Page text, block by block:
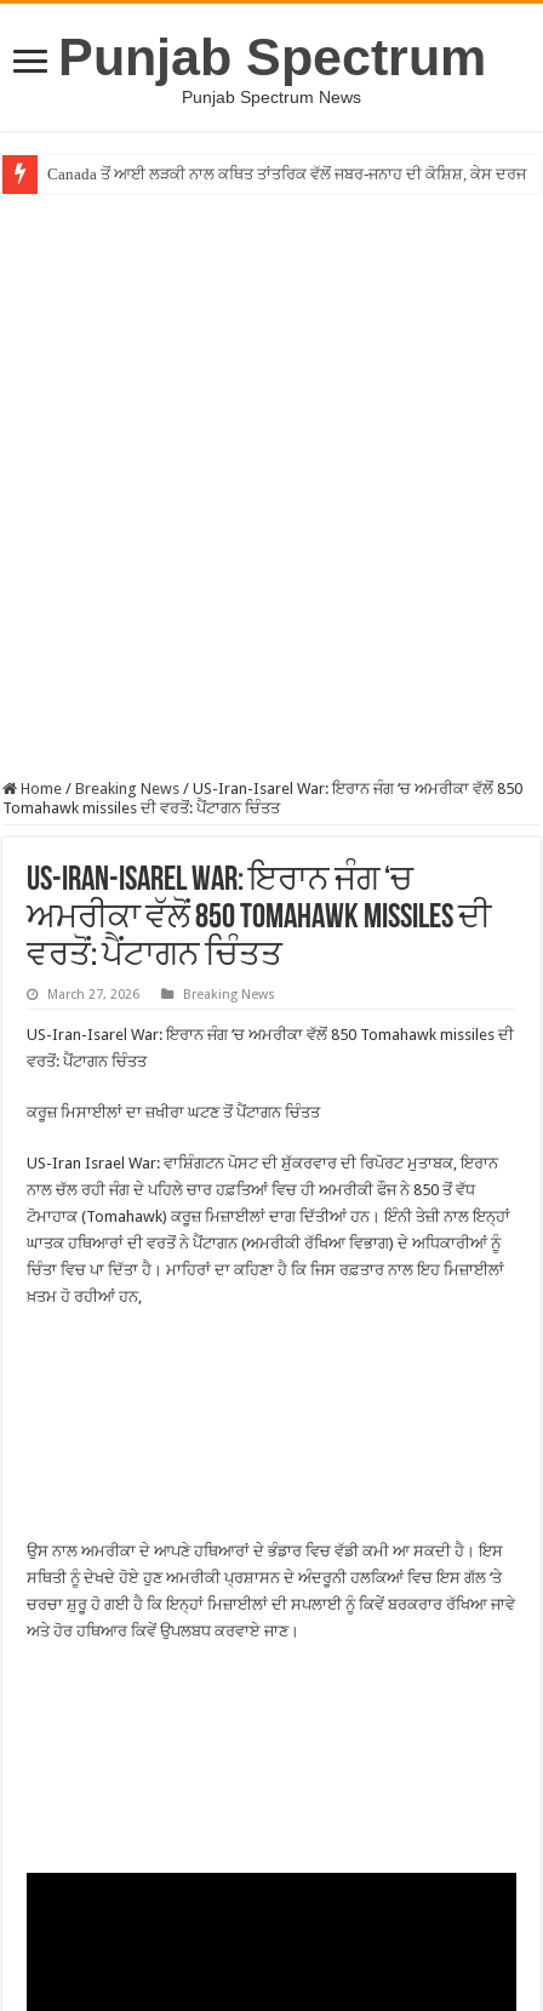
Punjab Spectrum
Punjab Spectrum News
Canada ਤੋਂ ਆਈ ਲੜਕੀ ਨਾਲ ਕਥਿਤ ਤਾਂਤਰਿਕ ਵੱਲੋਂ ਜਬਰ-ਜਨਾਹ ਦੀ ਕੋਸ਼ਿਸ਼, ਕੇਸ ਦਰਜ
Home / Breaking News / US-Iran-Isarel War: ਇਰਾਨ ਜੰਗ ‘ਚ ਅਮਰੀਕਾ ਵੱਲੋਂ 850
Tomahawk missiles ਦੀ ਵਰਤੋਂ: ਪੈਂਟਾਗਨ ਚਿੰਤਤ
US-Iran-Isarel War: ਇਰਾਨ ਜੰਗ ‘ਚ
ਅਮਰੀਕਾ ਵੱਲੋਂ 850 Tomahawk missiles ਦੀ
ਵਰਤੋਂ: ਪੈਂਟਾਗਨ ਚਿੰਤਤ
March 27, 2026 Breaking News
US-Iran-Isarel War: ਇਰਾਨ ਜੰਗ ‘ਚ ਅਮਰੀਕਾ ਵੱਲੋਂ 850 Tomahawk missiles ਦੀ
ਵਰਤੋਂ: ਪੈਂਟਾਗਨ ਚਿੰਤਤ
ਕਰੂਜ਼ ਮਿਸਾਈਲਾਂ ਦਾ ਜ਼ਖੀਰਾ ਘਟਣ ਤੋਂ ਪੈਂਟਾਗਨ ਚਿੰਤਤ
US-Iran Israel War: ਵਾਸ਼ਿੰਗਟਨ ਪੋਸਟ ਦੀ ਸ਼ੁੱਕਰਵਾਰ ਦੀ ਰਿਪੋਰਟ ਮੁਤਾਬਕ, ਇਰਾਨ
ਨਾਲ ਚੱਲ ਰਹੀ ਜੰਗ ਦੇ ਪਹਿਲੇ ਚਾਰ ਹਫ਼ਤਿਆਂ ਵਿਚ ਹੀ ਅਮਰੀਕੀ ਫੌਜ ਨੇ 850 ਤੋਂ ਵੱਧ
ਟੋਮਾਹਾਕ (Tomahawk) ਕਰੂਜ਼ ਮਿਜ਼ਾਈਲਾਂ ਦਾਗ ਦਿੱਤੀਆਂ ਹਨ। ਇੰਨੀ ਤੇਜ਼ੀ ਨਾਲ ਇਨ੍ਹਾਂ
ਘਾਤਕ ਹਥਿਆਰਾਂ ਦੀ ਵਰਤੋਂ ਨੇ ਪੈਂਟਾਗਨ (ਅਮਰੀਕੀ ਰੱਖਿਆ ਵਿਭਾਗ) ਦੇ ਅਧਿਕਾਰੀਆਂ ਨੂੰ
ਚਿੰਤਾ ਵਿਚ ਪਾ ਦਿੱਤਾ ਹੈ। ਮਾਹਿਰਾਂ ਦਾ ਕਹਿਣਾ ਹੈ ਕਿ ਜਿਸ ਰਫ਼ਤਾਰ ਨਾਲ ਇਹ ਮਿਜ਼ਾਈਲਾਂ
ਖ਼ਤਮ ਹੋ ਰਹੀਆਂ ਹਨ,
ਉਸ ਨਾਲ ਅਮਰੀਕਾ ਦੇ ਆਪਣੇ ਹਥਿਆਰਾਂ ਦੇ ਭੰਡਾਰ ਵਿਚ ਵੱਡੀ ਕਮੀ ਆ ਸਕਦੀ ਹੈ। ਇਸ
ਸਥਿਤੀ ਨੂੰ ਦੇਖਦੇ ਹੋਏ ਹੁਣ ਅਮਰੀਕੀ ਪ੍ਰਸ਼ਾਸਨ ਦੇ ਅੰਦਰੂਨੀ ਹਲਕਿਆਂ ਵਿਚ ਇਸ ਗੱਲ ‘ਤੇ
ਚਰਚਾ ਸ਼ੁਰੂ ਹੋ ਗਈ ਹੈ ਕਿ ਇਨ੍ਹਾਂ ਮਿਜ਼ਾਈਲਾਂ ਦੀ ਸਪਲਾਈ ਨੂੰ ਕਿਵੇਂ ਬਰਕਰਾਰ ਰੱਖਿਆ ਜਾਵੇ
ਅਤੇ ਹੋਰ ਹਥਿਆਰ ਕਿਵੇਂ ਉਪਲਬਧ ਕਰਵਾਏ ਜਾਣ।